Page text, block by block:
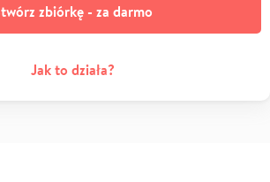
zbiórkę - za darmo
Jak to działa?